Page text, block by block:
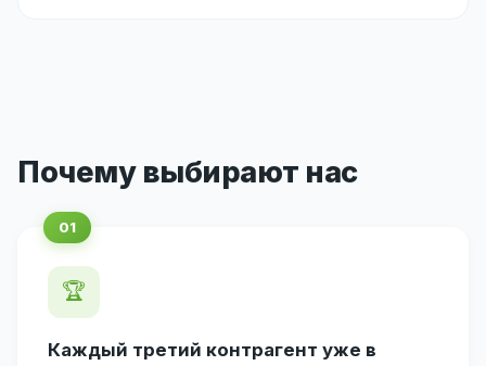
Почему выбирают нас
🏆
Каждый третий контрагент уже в